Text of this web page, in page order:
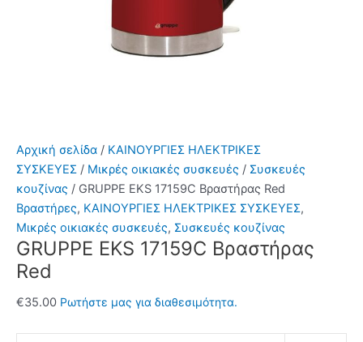
Αρχική σελίδα / ΚΑΙΝΟΥΡΓΙΕΣ ΗΛΕΚΤΡΙΚΕΣ
ΣΥΣΚΕΥΕΣ / Μικρές οικιακές συσκευές / Συσκευές
κουζίνας / GRUPPE EKS 17159C Βραστήρας Red
Βραστήρες, ΚΑΙΝΟΥΡΓΙΕΣ ΗΛΕΚΤΡΙΚΕΣ ΣΥΣΚΕΥΕΣ,
Μικρές οικιακές συσκευές, Συσκευές κουζίνας
GRUPPE EKS 17159C Βραστήρας
Red
€35.00 Ρωτήστε μας για διαθεσιμότητα.